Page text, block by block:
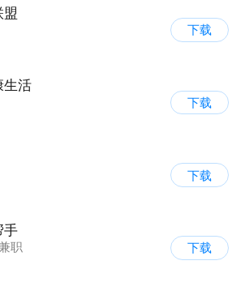
下载
生活
下载
下载
手
职
下载